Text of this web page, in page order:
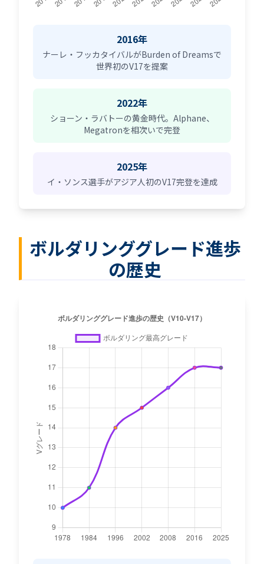
2016年
ナーレ・フッカタイバルがBurden of Dreamsで
世界初のV17を提案
2022年
ショーン・ラバトーの黄金時代。Alphane、
Megatronを相次いで完登
2025年
イ・ソンス選手がアジア人初のV17完登を達成
ボルダリンググレード進歩
の歴史